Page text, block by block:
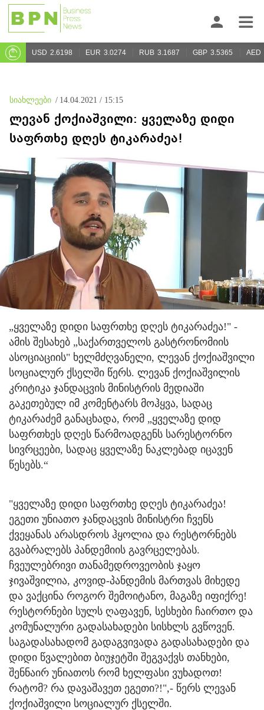
USD 2.6198 EUR 3.0274 RUB 3.1687 GBP 3.5365 AED
სიახლეები / 14.04.2021 / 15:15
ლევან ქოქიაშვილი: ყველაზე დიდი
საფრთხე დღეს ტიკარაძეა!
„ყველაზე დიდი საფრთხე დღეს ტიკარაძეა!" -
ამის შესახებ „საქართველოს გასტრონომიის
ასოციაციის" ხელმძღვანელი, ლევან ქოქიაშვილი
სოციალურ ქსელში წერს. ლევან ქოქიაშვილის
კრიტიკა ჯანდაცვის მინისტრის მედიაში
გაკეთებულ იმ კომენტარს მოჰყვა, სადაც
ტიკარაძემ განაცხადა, რომ „ყველაზე დიდ
საფრთხეს დღეს წარმოადგენს სარესტორნო
სივრცეები, სადაც ყველაზე ნაკლებად იცავენ
წესებს.“
"ყველაზე დიდი საფრთხე დღეს ტიკარაძეა!
ეგეთი უნიათო ჯანდაცვის მინისტრი ჩვენს
ქვეყანას არასდროს ჰყოლია და რესტორნებს
გვაბრალებს პანდემიის გავრცელებას.
ჩვეულებრივი თანამედროვეობის ჯაყო
ჯივაშვილია, კოვიდ-პანდემის მართვას მიხედე
და ვაქცინა როგორ შემოიტანო, მაგაზე იფიქრე!
რესტორნები სულს ღაფავენ, სესხები ჩაირთო და
კომუნალური გადასახადები სისხლს გვწოვენ.
საგადასახადომ გადაგვივადა გადასახადები და
დიდი წვალებით ბიუჯეტში შეგვაქვს თანხები,
შენნაირ უნიათოს რომ ხელფასი ვუხადოთ!
რატომ? რა დავაშავეთ ეგეთი?!",- წერს ლევან
ქოქიაშვილი სოციალურ ქსელში.